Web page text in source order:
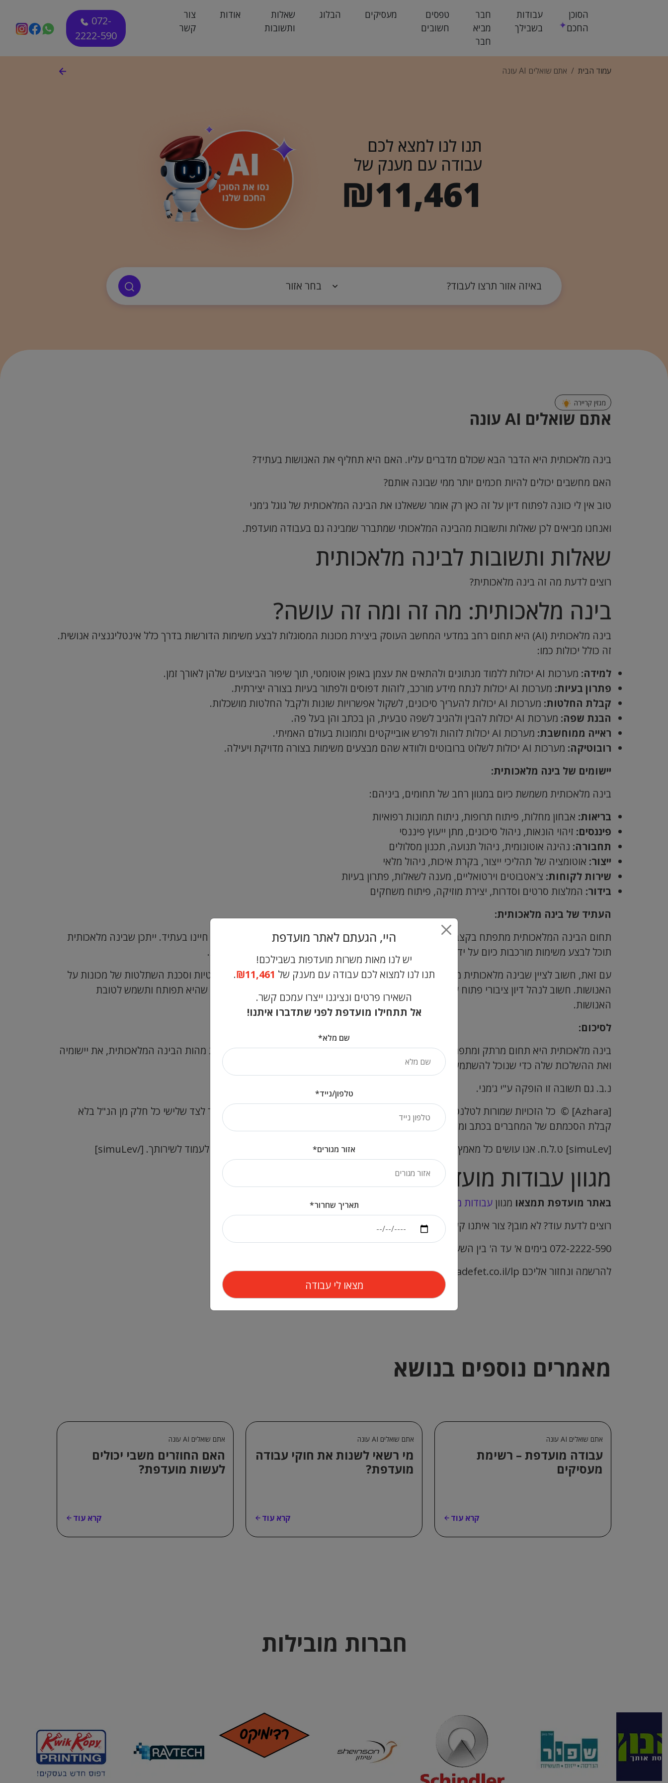
הסוכן
החכם
עבודות
בשבילך
חבר
מביא
חבר
טפסים
חשובים
מעסיקים הבלוג
שאלות
ותשובות
אודות
צור
קשר
072-
2222-590
עמוד הבית אתם שואלים AI עונה
תנו לנו למצא לכם
עבודה עם מענק של
₪11,461
באיזה אזור תרצו לעבוד?
מגזין קריירה
אתם שואלים AI עונה
בינה מלאכותית היא הדבר הבא שכולם מדברים עליו. האם היא תחליף את האנושות בעתיד?
האם מחשבים יכולים להיות חכמים יותר ממי שבונה אותם?
טוב אין לי כוונה לפתוח דיון על זה כאן רק אומר ששאלנו את הבינה המלאכותית של גוגל ג'מני
ואנחנו מביאים לכן שאלות ותשובות מהבינה המלאכותי שמתברר שמבינה גם בעבודה מועדפת.
שאלות ותשובות לבינה מלאכותית
רוצים לדעת מה זה בינה מלאכותית?
בינה מלאכותית: מה זה ומה זה עושה?
בינה מלאכותית (AI) היא תחום רחב במדעי המחשב העוסק ביצירת מכונות המסוגלות לבצע משימות הדורשות בדרך כלל אינטליגנציה אנושית.
זה כולל יכולות כמו:
למידה: מערכות AI יכולות ללמוד מנתונים ולהתאים את עצמן באופן אוטומטי, תוך שיפור הביצועים שלהן לאורך זמן.
פתרון בעיות: מערכות AI יכולות לנתח מידע מורכב, לזהות דפוסים ולפתור בעיות בצורה יצירתית.
קבלת החלטות: מערכות AI יכולות להעריך סיכונים, לשקול אפשרויות שונות ולקבל החלטות מושכלות.
הבנת שפה: מערכות AI יכולות להבין ולהגיב לשפה טבעית, הן בכתב והן בעל פה.
ראייה ממוחשבת: מערכות AI יכולות לזהות ולפרש אובייקטים ותמונות בעולם האמיתי.
רובוטיקה: מערכות AI יכולות לשלוט ברובוטים ולוודא שהם מבצעים משימות בצורה מדויקת ויעילה.
יישומים של בינה מלאכותית:
בינה מלאכותית משמשת כיום במגוון רחב של תחומים, ביניהם:
בריאות: אבחון מחלות, פיתוח תרופות, ניתוח תמונות רפואיות
פיננסים: זיהוי הונאות, ניהול סיכונים, מתן ייעוץ פיננסי
תחבורה: נהיגה אוטונומית, ניהול תנועה, תכנון מסלולים
ייצור: אוטומציה של תהליכי ייצור, בקרת איכות, ניהול מלאי
שירות לקוחות: צ'אטבוטים וירטואליים, מענה לשאלות, פתרון בעיות
בידור: המלצות סרטים וסדרות, יצירת מוזיקה, פיתוח משחקים
העתיד של בינה מלאכותית:
תחום הבינה המלאכותית מתפתח בקצב מהיר, וניתן לצפות שתהיה לו השפעה משמעותית עוד יותר על חיינו בעתיד. ייתכן שבינה מלאכותית
תוכל לבצע משימות מורכבות כיום על ידי בני אדם, כמו ניהול עסקים, כתיבת ספרים ואפילו יצירת אמנות.
עם זאת, חשוב לציין שבינה מלאכותית מעוררת גם חששות רבים, כמו אובדן מקומות עבודה, פגיעה בפרטיות וסכנת השתלטות של מכונות על
האנושות. חשוב לנהל דיון ציבורי פתוח על ההשלכות האתיות והחברתיות של בינה מלאכותית כדי לוודא שהיא תפותח ותשמש לטובת
האנושות.
לסיכום:
בינה מלאכותית היא תחום מרתק ומתפתח עם פוטנציאל עצום לשנות את העולם שלנו. חשוב להבין את מהות הבינה המלאכותית, את יישומיה
ואת ההשלכות שלה כדי שנוכל להשתמש בה לטובת האנושות.
נ.ב. גם תשובה זו הופקה ע"י ג'מני.
[Azhara] © כל הזכויות שמורות לטלנטס השמות בע"מ – אין להעתיק, להפיץ, להציג בפומבי או למסור לצד שלישי כל חלק מן הנ"ל בלא
קבלת הסכמתם של המחברים בכתב ומראש.[/Azhara]
[simuLev] ט.ל.ח. אנו עושים כל מאמץ על מנת להביא לכם מידע עדכני ומדויק. באם יש שאלות נשמח לעמוד לשירותך. [/simuLev]
מגוון עבודות מועדפות
באתר מועדפת תמצאו מגוון עבודות מועדפות
לחיילים וחיילות משוחררים.
רוצים לדעת עוד? לא מובן? צור איתנו קשר ואחת מהיועצות שלנו תסביר הכל.
072-2222-590 בימים א' עד ה' בין השעות 9:00 ל 17:00
להרשמה ונחזור אליכם www.muadefet.co.il/lp
מאמרים נוספים בנושא
אתם שואלים AI עונה
עבודה מועדפת – רשימת
מעסיקים
קרא עוד
אתם שואלים AI עונה
מי רשאי לשנות את חוקי עבודה
מועדפת?
קרא עוד
אתם שואלים AI עונה
האם החוזרים משבי יכולים
לעשות מועדפת?
קרא עוד
חברות מובילות
היי, הגעתם לאתר מועדפת
יש לנו מאות משרות מועדפות בשבילכם!
תנו לנו למצוא לכם עבודה עם מענק של ₪11,461
.
השאירו פרטים ונציגנו ייצרו עמכם קשר.
אל תתחילו מועדפת לפני שתדברו איתנו!
שם מלא*
טלפון/נייד*
אזור מגורים*
תאריך שחרור*